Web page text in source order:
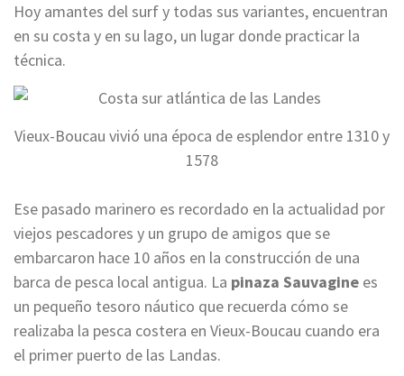
Hoy amantes del surf y todas sus variantes, encuentran
en su costa y en su lago, un lugar donde practicar la
técnica.
Vieux-Boucau vivió una época de esplendor entre 1310 y
1578
Ese pasado marinero es recordado en la actualidad por
viejos pescadores y un grupo de amigos que se
embarcaron hace 10 años en la construcción de una
barca de pesca local antigua. La pinaza Sauvagine es
un pequeño tesoro náutico que recuerda cómo se
realizaba la pesca costera en Vieux-Boucau cuando era
el primer puerto de las Landas.